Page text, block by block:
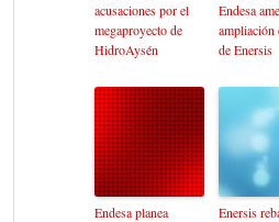
acusaciones por el
megaproyecto de
HidroAysén
Endesa
ampliación
de Enersis
Endesa planea
Enersis